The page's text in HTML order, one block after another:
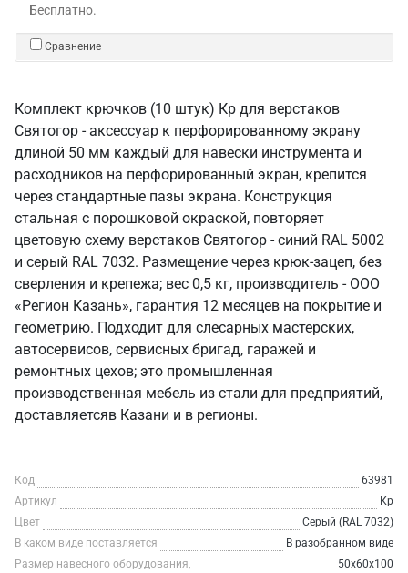
Бесплатно.
Сравнение
Комплект крючков (10 штук) Кр для верстаков
Святогор - аксессуар к перфорированному экрану
длиной 50 мм каждый для навески инструмента и
расходников на перфорированный экран, крепится
через стандартные пазы экрана. Конструкция
стальная с порошковой окраской, повторяет
цветовую схему верстаков Святогор - синий RAL 5002
и серый RAL 7032. Размещение через крюк-зацеп, без
сверления и крепежа; вес 0,5 кг, производитель - ООО
«Регион Казань», гарантия 12 месяцев на покрытие и
геометрию. Подходит для слесарных мастерских,
автосервисов, сервисных бригад, гаражей и
ремонтных цехов; это промышленная
производственная мебель из стали для предприятий,
доставляетсяв Казани и в регионы.
Код
63981
Артикул
Кр
Цвет
Серый (RAL 7032)
В каком виде поставляется
В разобранном виде
Размер навесного оборудования,
50х60х100